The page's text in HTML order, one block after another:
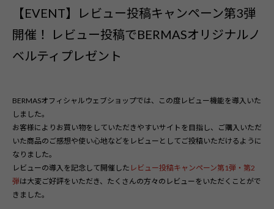
【EVENT】レビュー投稿キャンペーン第3弾
開催！ レビュー投稿でBERMASオリジナルノ
ベルティプレゼント
BERMASオフィシャルウェブショップでは、この度レビュー機能を導入いた
しました。
お客様によりお買い物をしていただきやすいサイトを目指し、ご購入いただ
いた商品のご感想や使い心地などをレビューとしてご投稿いただけるように
なりました。
レビューの導入を記念して開催した レビュー投稿キャンペーン第1弾 ・第2
弾は大変ご好評をいただき、たくさんの方々のレビューをいただくことがで
きました。